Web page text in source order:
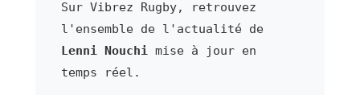
Sur Vibrez Rugby, retrouvez
l'ensemble de l'actualité de
Lenni Nouchimise à jour en
temps réel.